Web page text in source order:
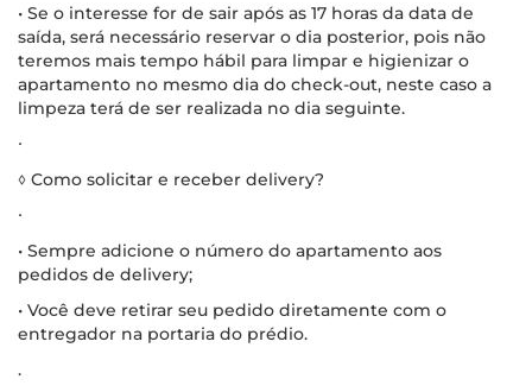
• Se o interesse for de sair após as 17 horas da data de
saída, será necessário reservar o dia posterior, pois não
teremos mais tempo hábil para limpar e higienizar o
apartamento no mesmo dia do check-out, neste caso a
limpeza terá de ser realizada no dia seguinte.
∙
◊ Como solicitar e receber delivery?
∙
• Sempre adicione o número do apartamento aos
pedidos de delivery;
• Você deve retirar seu pedido diretamente com o
entregador na portaria do prédio.
.